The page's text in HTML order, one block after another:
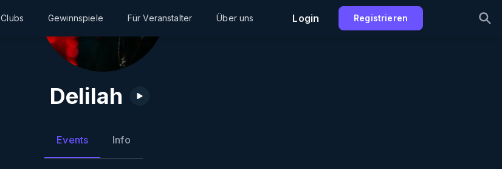
Clubs Gewinnspiele Für Veranstalter Über uns Login Registrieren
Delilah
Events Info